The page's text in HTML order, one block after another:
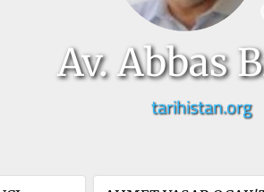
Av. Abbas
tarihistan.org